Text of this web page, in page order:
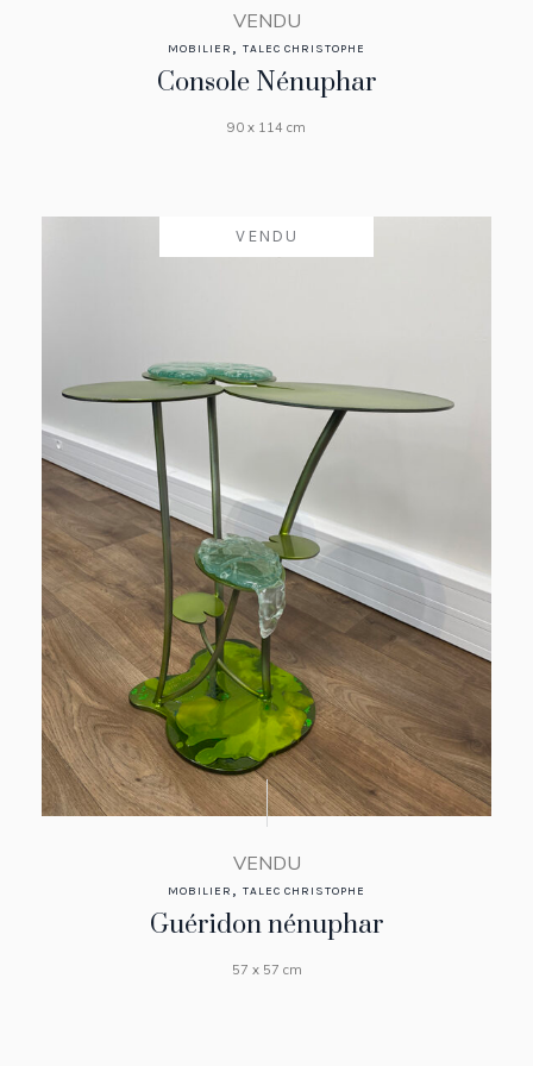
VENDU
MOBILIER ,TALEC CHRISTOPHE
Console Nénuphar
90 x 114 cm
VENDU
VENDU
MOBILIER ,TALEC CHRISTOPHE
Guéridon nénuphar
57 x 57 cm